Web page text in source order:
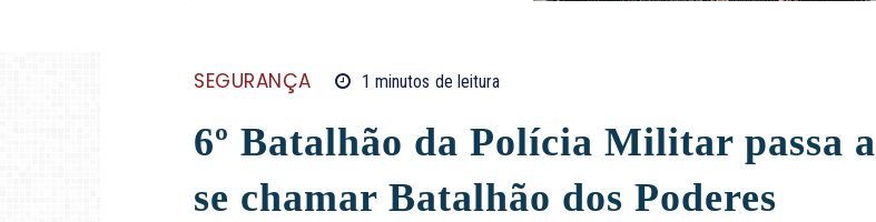
SEGURANÇA 1 minutos de leitura
6º Batalhão da Polícia Militar passa a
se chamar Batalhão dos Poderes